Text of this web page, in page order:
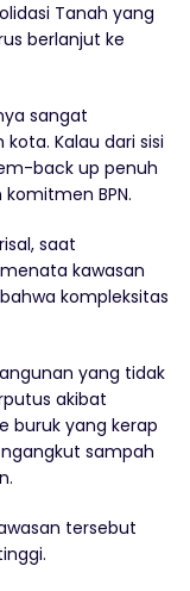
Tanah yang
berlanjut ke
sangat
Kalau dari sisi
back up penuh
BPN.
saat
kawasan
kompleksitas
yang tidak
akibat
buruk yang kerap
sampah
tersebut